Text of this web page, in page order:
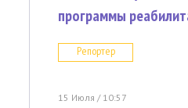
программы
Репортер
15 Июля / 10:57